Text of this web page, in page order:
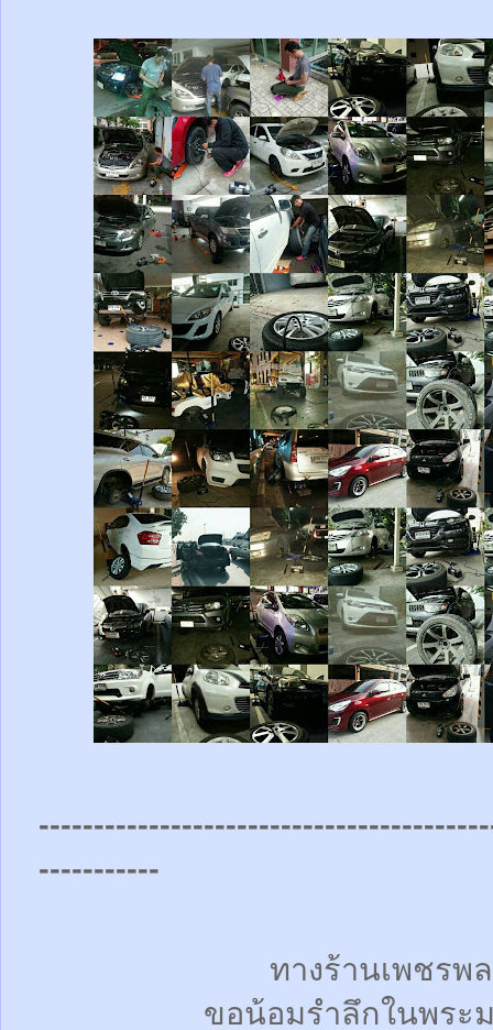
-----------
ทางร้านเพชรพ
ขอน้อมรำลึกในพร